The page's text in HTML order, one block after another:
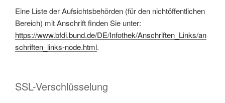
Eine Liste der Aufsichtsbehörden (für den nichtöffentlichen
Bereich) mit Anschrift finden Sie unter:
https://www.bfdi.bund.de/DE/Infothek/Anschriften_Links/an
schriften_links-node.html.
SSL-Verschlüsselung